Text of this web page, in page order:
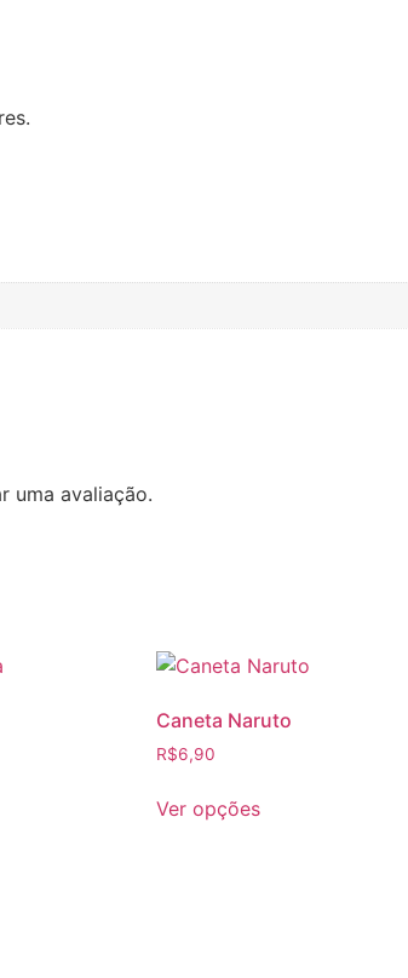
uma avaliação.
Caneta Naruto
R$6,90
Ver opções